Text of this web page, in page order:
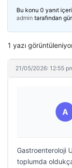
Bu konu 0 yanıt
admin tarafından
1 yazı
21/05/2026: 12:55
A
Gastroenteroloji
toplumda